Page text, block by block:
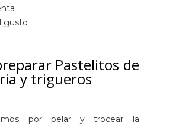
gusto
Pastelitos de
y trigueros
por pelar y trocear la